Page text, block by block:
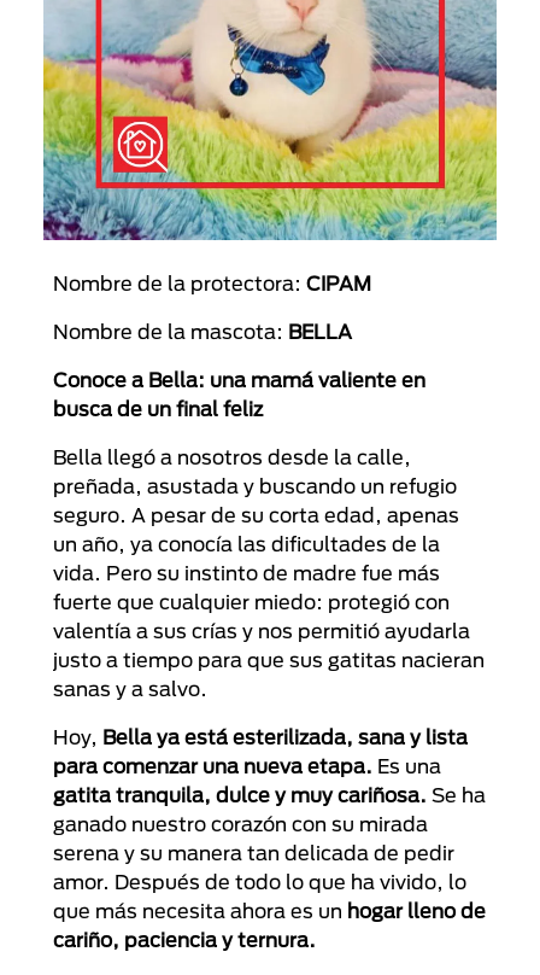
Nombre de la protectora: CIPAM
Nombre de la mascota: BELLA
Conoce a Bella: una mamá valiente en
busca de un final feliz
Bella llegó a nosotros desde la calle,
preñada, asustada y buscando un refugio
seguro. A pesar de su corta edad, apenas
un año, ya conocía las dificultades de la
vida. Pero su instinto de madre fue más
fuerte que cualquier miedo: protegió con
valentía a sus crías y nos permitió ayudarla
justo a tiempo para que sus gatitas nacieran
sanas y a salvo.
Hoy, Bella ya está esterilizada, sana y lista
para comenzar una nueva etapa. Es una
gatita tranquila, dulce y muy cariñosa. Se ha
ganado nuestro corazón con su mirada
serena y su manera tan delicada de pedir
amor. Después de todo lo que ha vivido, lo
que más necesita ahora es un hogar lleno de
cariño, paciencia y ternura.